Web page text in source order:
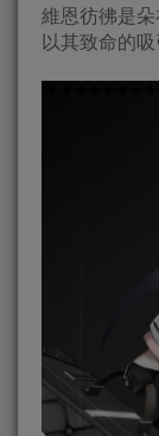
維恩彷彿是朵
以其致命的